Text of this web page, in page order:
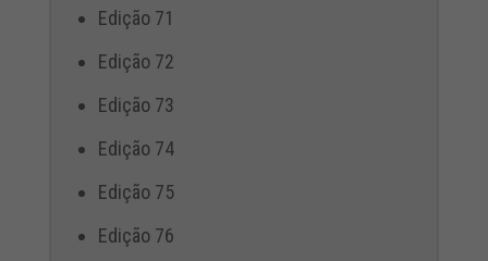
Edição 71
Edição 72
Edição 73
Edição 74
Edição 75
Edição 76